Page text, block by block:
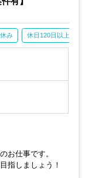
み 休日120日以上
お仕事です。
指しましょう！